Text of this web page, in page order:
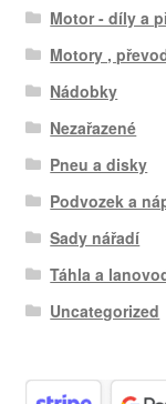
Motor - díly a
Motory ,
Nádobky
Nezařazené
Pneu a disky
Podvozek a
Sady nářadí
Táhla a
Uncategorized